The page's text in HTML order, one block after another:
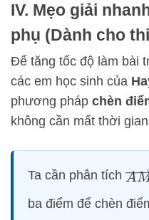
IV. Mẹo giải
phụ (Dành cho
Để tăng tốc độ làm bài
các em học sinh của
phương pháp chèn
không cần mất thời
Ta cần phân tích AM
ba điểm để chèn